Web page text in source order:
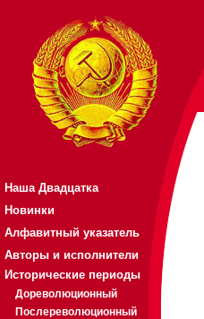
Наша Двадцатка
Новинки
Алфавитный указатель
Авторы и исполнители
Исторические периоды
Дореволюционный
Послереволюционный